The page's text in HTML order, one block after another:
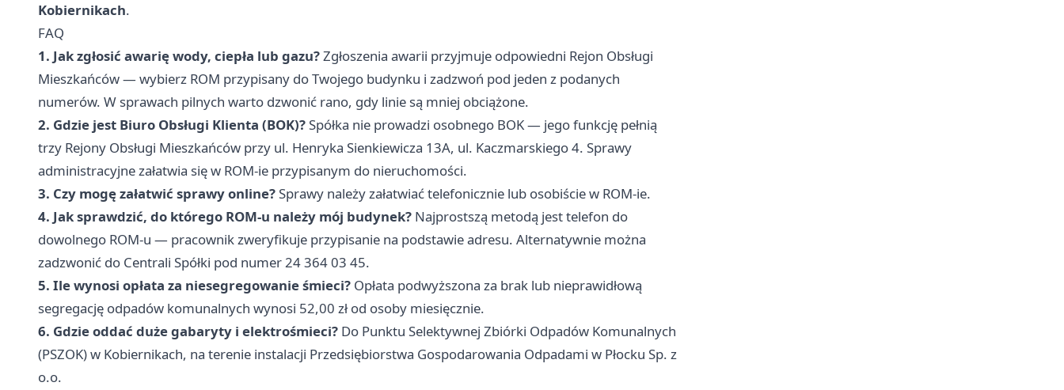
Kobiernikach.
FAQ
1. Jak zgłosić awarię wody, ciepła lub gazu?Zgłoszenia awarii przyjmuje odpowiedni Rejon Obsługi
Mieszkańców — wybierz ROM przypisany do Twojego budynku i zadzwoń pod jeden z podanych
numerów. W sprawach pilnych warto dzwonić rano, gdy linie są mniej obciążone.
2. Gdzie jest Biuro Obsługi Klienta (BOK)?Spółka nie prowadzi osobnego BOK — jego funkcję pełnią
trzy Rejony Obsługi Mieszkańców przy ul. Henryka Sienkiewicza 13A, ul. Kaczmarskiego 4. Sprawy
administracyjne załatwia się w ROM-ie przypisanym do nieruchomości.
3. Czy mogę załatwić sprawy online?Sprawy należy załatwiać telefonicznie lub osobiście w ROM-ie.
4. Jak sprawdzić, do którego ROM-u należy mój budynek? Najprostszą metodą jest telefon do
dowolnego ROM-u — pracownik zweryfikuje przypisanie na podstawie adresu. Alternatywnie można
zadzwonić do Centrali Spółki pod numer 24 364 03 45.
5. Ile wynosi opłata za niesegregowanie śmieci? Opłata podwyższona za brak lub nieprawidłową
segregację odpadów komunalnych wynosi 52,00 zł od osoby miesięcznie.
6. Gdzie oddać duże gabaryty i elektrośmieci? Do Punktu Selektywnej Zbiórki Odpadów Komunalnych
(PSZOK) w Kobiernikach, na terenie instalacji Przedsiębiorstwa Gospodarowania Odpadami w Płocku Sp. z
o.o.